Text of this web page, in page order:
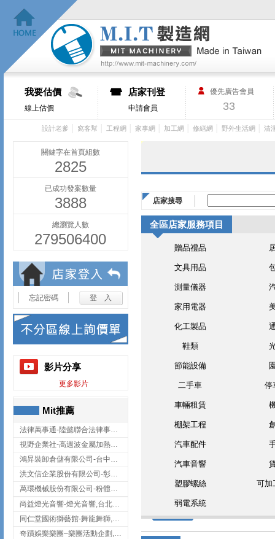
我要估價
線上估價
店家刊登
申請會員
優先廣告會員
33
設計老爹 窩客幫 工程網 家事網 加工網 修繕網 野外生活網 清
關鍵字在首頁組數
2825
已成功發案數量
3888
總瀏覽人數
279506400
忘記密碼
影片分享
更多影片
Mit推薦
法律萬事通-陸懿聯合法律事務所
視野企業社-高週波金屬加熱設備,彰化高週波金屬加熱設備
鴻昇裝卸倉儲有限公司-台中貨櫃裝卸
洪文信企業股份有限公司-彰化鋅合金鑄造,彰化五金加工,彰化五金配件
萬環機械股份有限公司-粉體塗裝設備,輸送機,輸送機設備,台南輸送機
尚益燈光音響-燈光音響,台北燈光音響,台北燈光音響出租
同仁堂國術獅藝館-舞龍舞獅,台中舞龍舞獅
奇蹟娛樂樂團–樂團活動企劃,台中樂團表演,台中婚禮樂團
店家搜尋
全區店家服務項目
贈品禮品
文具用品
測量儀器
家用電器
化工製品
鞋類
節能設備
二手車 停
車輛租賃
棚架工程
汽車配件
汽車音響
塑膠螺絲 可加
弱電系統